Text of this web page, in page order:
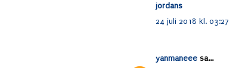
jordans
24 juli 2018 kl. 03:27
yanmaneee sa...